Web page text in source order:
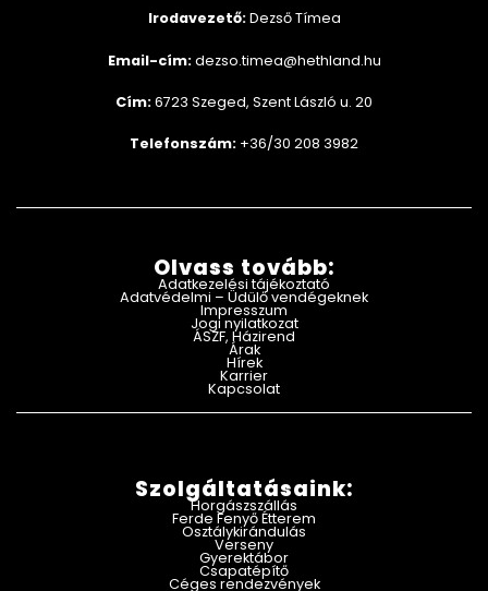
Irodavezető:Dezső Tímea
Email-cím: dezso.timea@hethland.hu
Cím:6723 Szeged, Szent László u. 20
Telefonszám: +36/30 208 3982
Olvass tovább:
Adatkezelési tájékoztató
Adatvédelmi – Üdülő vendégeknek
Impresszum
Jogi nyilatkozat
ÁSZF, Házirend
Árak
Hírek
Karrier
Kapcsolat
Szolgáltatásaink:
Horgászszállás
Ferde Fenyő Étterem
Osztálykirándulás
Verseny
Gyerektábor
Csapatépítő
Céges rendezvények